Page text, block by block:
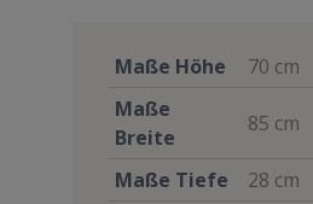
Maße Höhe
70 cm
Maße
Breite
85 cm
Maße Tiefe
28 cm